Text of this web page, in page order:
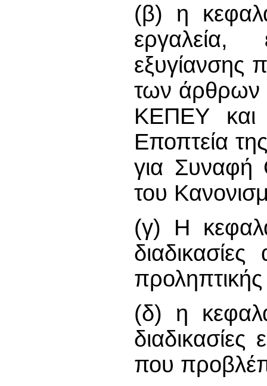
(β) η
εργαλεία,
εξυγίανσης
των άρθρων
ΚΕΠΕΥ και
Εποπτεία
για Συναφή
του
(γ) Η
(δ) η
που